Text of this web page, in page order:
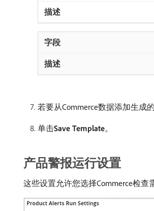
若要从Commerce数据添加生成
单击​Save Template。
产品警报运行设置
这些设置允许您选择Commerce检